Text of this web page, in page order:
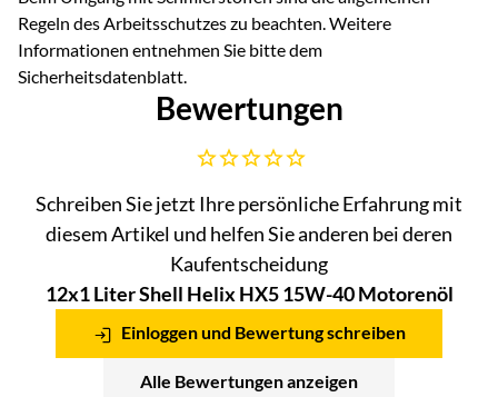
Regeln des Arbeitsschutzes zu beachten. Weitere
Informationen entnehmen Sie bitte dem
Sicherheitsdatenblatt.
Bewertungen
Noch keine Bewertungen abgegeben
Schreiben Sie jetzt Ihre persönliche Erfahrung mit
diesem Artikel und helfen Sie anderen bei deren
Kaufentscheidung
12x1 Liter Shell Helix HX5 15W-40 Motorenöl
Einloggen und Bewertung schreiben
Alle Bewertungen anzeigen